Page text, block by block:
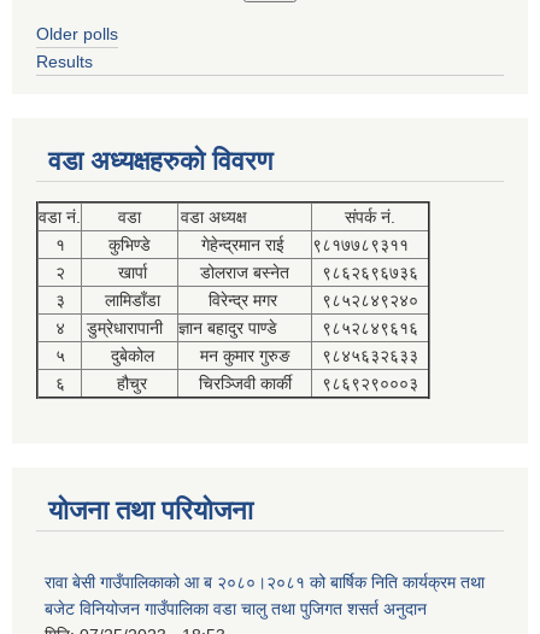
Older polls
Results
वडा अध्यक्षहरुको विवरण
वडा नं. वडा वडा अध्यक्ष
संपर्क नं.
१
कुभिण्डे गेहेन्द्रमान राई
९८१७७८९३११
२
खार्पा डोलराज बस्नेत
९८६२६९६७३६
३
लामिडाँडा विरेन्द्र मगर
९८५२८४९२४०
४
डुम्रेधारापानी ज्ञान बहादुर पाण्डे
९८५२८४९६१६
५
दुबेकोल मन कुमार गुरुङ
९८४५६३२६३३
६
हौचुर चिरञ्जिवी कार्की ९८६९२९०००३
योजना तथा परियोजना
रावा बेसी गाउँपालिकाको आ ब २०८०।२०८१ को बार्षिक निति कार्यक्रम तथा
बजेट विनियोजन गाउँपालिका वडा चालु तथा पुजिगत शसर्त अनुदान